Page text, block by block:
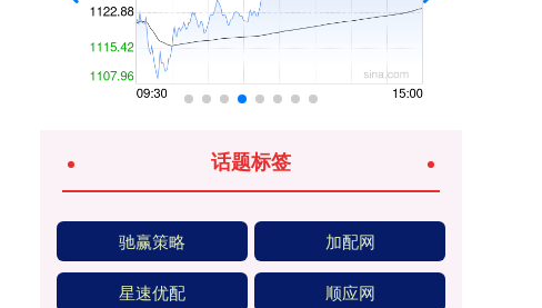
话题标签
驰赢策略 加配网
星速优配 顺应网